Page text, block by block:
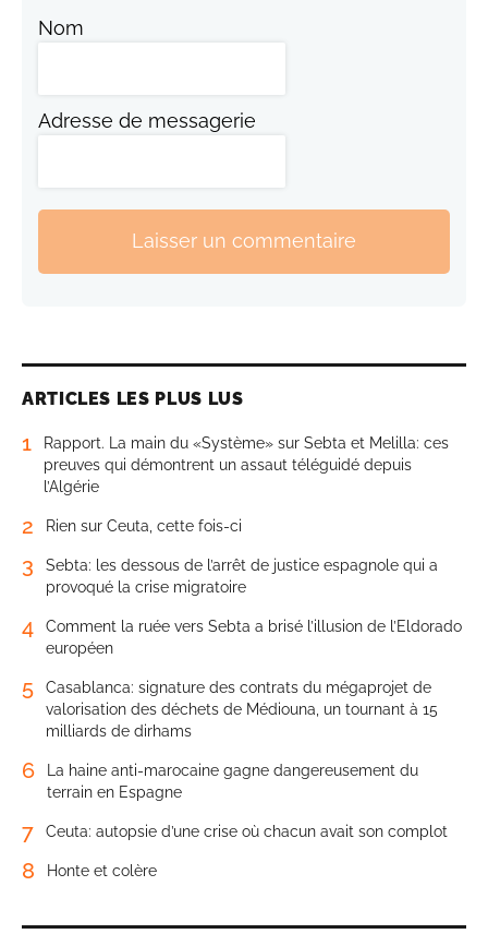
Nom
Adresse de messagerie
Laisser un commentaire
ARTICLES LES PLUS LUS
1
Rapport. La main du «Système» sur Sebta et Melilla: ces
preuves qui démontrent un assaut téléguidé depuis
l’Algérie
2 Rien sur Ceuta, cette fois-ci
3
Sebta: les dessous de l’arrêt de justice espagnole qui a
provoqué la crise migratoire
4
Comment la ruée vers Sebta a brisé l’illusion de l’Eldorado
européen
5
Casablanca: signature des contrats du mégaprojet de
valorisation des déchets de Médiouna, un tournant à 15
milliards de dirhams
6
La haine anti-marocaine gagne dangereusement du
terrain en Espagne
7 Ceuta: autopsie d’une crise où chacun avait son complot
8 Honte et colère